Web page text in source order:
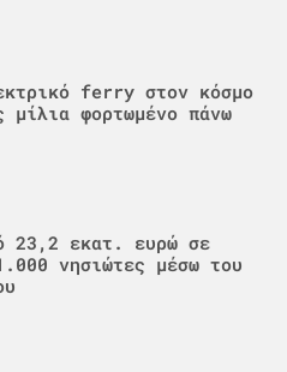
ferry στον κόσμο
μίλια φορτωμένο πάνω
23,2 εκατ. ευρώ σε
νησιώτες μέσω του